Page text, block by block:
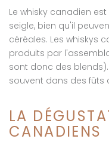
Le whisky canadien
seigle, bien qu'il
céréales. Les whiskys
produits par
sont donc des
souvent dans des fûts
LA
CANADIENS